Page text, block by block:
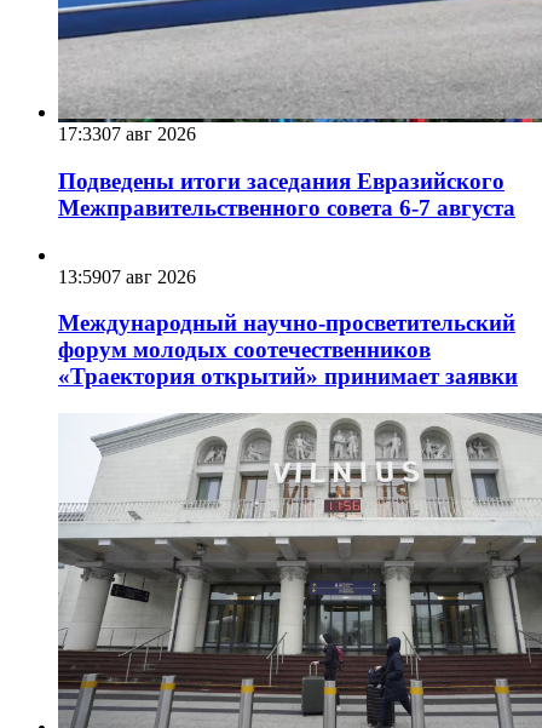
17:3307 авг 2026
Подведены итоги заседания Евразийского
Межправительственного совета 6-7 августа
13:5907 авг 2026
Международный научно-просветительский
форум молодых соотечественников
«Траектория открытий» принимает заявки